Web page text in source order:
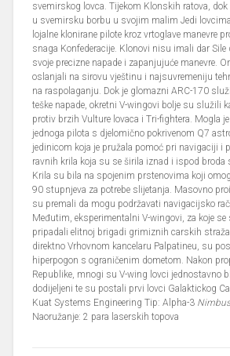
svemirskog lovca. Tijekom Klonskih ratova,
u svemirsku borbu u svojim malim Jedi
lojalne klonirane pilote kroz vrtoglave manevre
snaga Konfederacije. Klonovi nisu imali dar
svoje precizne napade i zapanjujuće manevre.
oslanjali na sirovu vještinu i najsuvremeniju
na raspolaganju. Dok je glomazni ARC-170
teške napade, okretni V-wingovi bolje su služili
protiv brzih Vulture lovaca i Tri-fightera. Mogla
jednoga pilota s djelomično pokrivenom Q7
jedinicom koja je pružala pomoć pri navigaciji i
ravnih krila koja su se širila iznad i ispod broda
Krila su bila na spojenim prstenovima koji
90 stupnjeva za potrebe slijetanja. Masovno
su premali da mogu podržavati navigacijsko
Međutim, eksperimentalni V-wingovi, za koje
pripadali elitnoj brigadi grimiznih carskih
direktno Vrhovnom kancelaru Palpatineu, su
hiperpogon s ograničenim dometom. Nakon
Republike, mnogi su V-wing lovci jednostavno
dodijeljeni te su postali prvi lovci Galaktickog
Kuat Systems Engineering Tip: Alpha-3
Naoružanje: 2 para laserskih topova